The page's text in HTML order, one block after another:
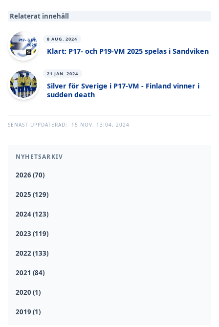
NYHETSARKIV
2026 (70)
2025 (129)
2024 (123)
2023 (119)
2022 (133)
2021 (84)
2020 (1)
2019 (1)
Relaterat innehåll
8 AUG. 2024
Klart: P17- och P19-VM 2025 spelas i Sandviken
21 JAN. 2024
Silver för Sverige i P17-VM - Finland vinner i
sudden death
SENAST UPPDATERAD: 15 NOV. 13:04, 2024